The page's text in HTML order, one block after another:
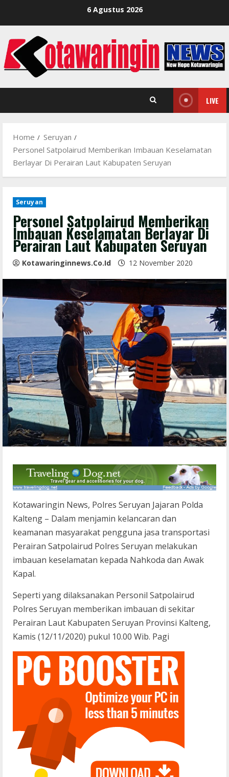
6 Agustus 2026
LIVE
Home
Seruyan
Personel Satpolairud Memberikan Imbauan Keselamatan
Berlayar Di Perairan Laut Kabupaten Seruyan
Seruyan
Personel Satpolairud Memberikan
Imbauan Keselamatan Berlayar Di
Perairan Laut Kabupaten Seruyan
Kotawaringinnews.co.id 12 November 2020
Kotawaringin News, Polres Seruyan Jajaran Polda
Kalteng – Dalam menjamin kelancaran dan
keamanan masyarakat pengguna jasa transportasi
Perairan Satpolairud Polres Seruyan melakukan
imbauan keselamatan kepada Nahkoda dan Awak
Kapal.
Seperti yang dilaksanakan Personil Satpolairud
Polres Seruyan memberikan imbauan di sekitar
Perairan Laut Kabupaten Seruyan Provinsi Kalteng,
Kamis (12/11/2020) pukul 10.00 Wib. Pagi